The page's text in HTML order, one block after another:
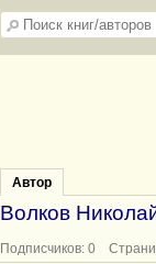
Автор
Волков
Подписчиков: 0